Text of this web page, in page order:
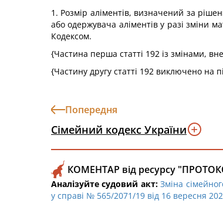
1. Розмір аліментів, визначений за
або одержувача аліментів у разі зміни
Кодексом.
{Частина перша статті 192 із змінами,
{Частину другу статті 192 виключено на
Попередня
Сімейний кодекс України
КОМЕНТАР від ресурсу
Аналізуйте судовий акт:Зміна
у справі № 565/2071/19 від 16 вересня